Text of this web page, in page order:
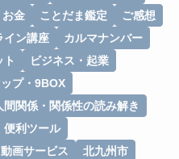
お金 ことだま鑑定
ご感想
イン講座
カルマナンバー
ト
ビジネス・起業
プ・9BOX
間関係・関係性の読み解き
便利ツール
画サービス
北九州市